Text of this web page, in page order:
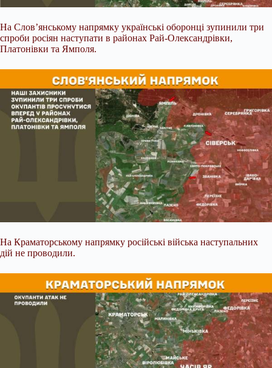
На Слов’янському напрямку українські оборонці зупинили три
спроби росіян наступати в районах Рай-Олександрівки,
Платонівки та Ямполя.
На Краматорському напрямку російські війська наступальних
дій не проводили.